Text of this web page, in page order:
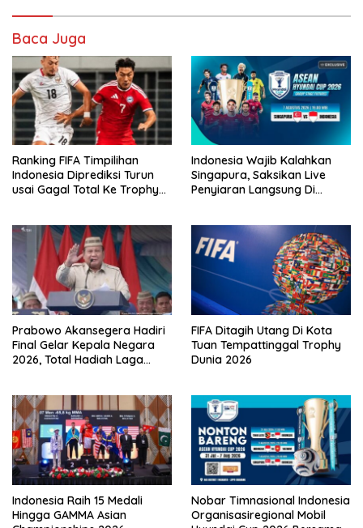
Baca Juga
Ranking FIFA Timpilihan
Indonesia Diprediksi Turun
usai Gagal Total Ke Trophy
Indonesia Wajib Kalahkan
Singapura, Saksikan Live
Penyiaran Langsung Di
Prabowo Akansegera Hadiri
Final Gelar Kepala Negara
2026, Total Hadiah Laga
FIFA Ditagih Utang Di Kota
Tuan Tempattinggal Trophy
Dunia 2026
Indonesia Raih 15 Medali
Hingga GAMMA Asian
Nobar Timnasional Indonesia
Organisasiregional Mobil